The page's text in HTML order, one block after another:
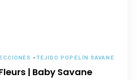
-TEJIDO POPELÍN SAVANE
| Baby Savane